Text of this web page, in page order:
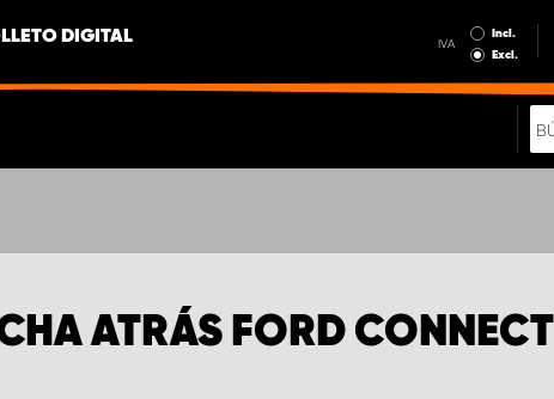
DIGITAL IVA
Incl.
Excl.
ATRÁS FORD CONNECT